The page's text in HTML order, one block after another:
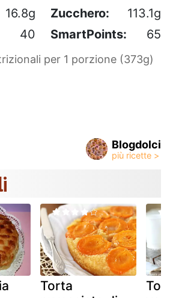
16.8g Zucchero:
113.1g
40 SmartPoints: 65
per 1 porzione (373g)
Blogdolci
Torta